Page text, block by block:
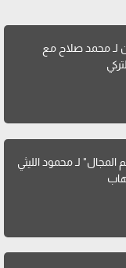
لـ محمد صلاح مع
المجال" لـ محمود الليثي